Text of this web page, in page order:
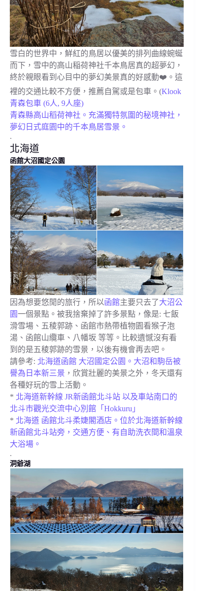
雪白的世界中，鮮紅的鳥居以優美的排列曲線蜿蜒
而下，雪中的高山稲荷神社千本鳥居真的超夢幻，
終於親眼看到心目中的夢幻美景真的好感動❤️。這
裡的交通比較不方便，推薦自駕或是包車。(Klook
青森包車 (6人, 9人座)
青森縣高山稻荷神社。充滿獨特氛圍的秘境神社，
夢幻日式庭園中的千本鳥居雪景。
.
北海道
函館大沼國定公園
因為想要悠閒的旅行，所以函館主要只去了大沼公
園一個景點。被我捨棄掉了許多景點，像是: 七飯
滑雪場、五稜郭跡、函館市熱帶植物園看猴子泡
湯、函館山纜車、八幡坂 等等。比較遺憾沒有看
到的是五稜郭跡的雪景，以後有機會再去吧。
請參考: 北海道函館 大沼國定公園。大沼和駒岳被
譽為日本新三景 ，欣賞壯麗的美景之外，冬天還有
各種好玩的雪上活動。
* 北海道新幹線 JR新函館北斗站 以及車站南口的
北斗市觀光交流中心別館「Hokkuru」
* 北海道 函館北斗柔婕閣酒店。位於北海道新幹線
新函館北斗站旁，交通方便、有自助洗衣間和溫泉
大浴場。
.
洞爺湖